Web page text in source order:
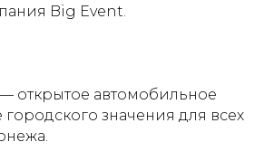
Big Event.
— открытое автомобильное
значения для всех